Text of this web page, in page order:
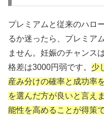
プレミアムと従来のハロ
るか迷ったら、プレミア
ません。妊娠のチャンス
格差は3000円弱です。 少
産み分けの確率と成功率
を選んだ方が良いと言え
能性を高めることが得策